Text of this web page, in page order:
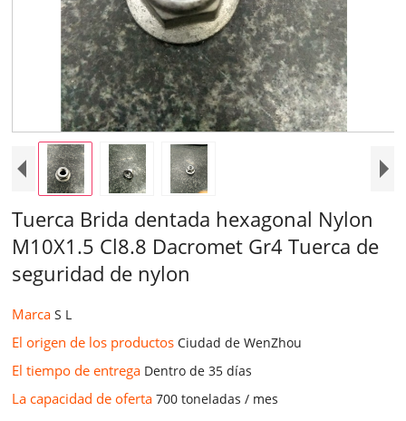
Tuerca Brida dentada hexagonal Nylon
M10X1.5 Cl8.8 Dacromet Gr4 Tuerca de
seguridad de nylon
MarcaS L
El origen de los productosCiudad de WenZhou
El tiempo de entrega Dentro de 35 días
La capacidad de oferta700 toneladas / mes